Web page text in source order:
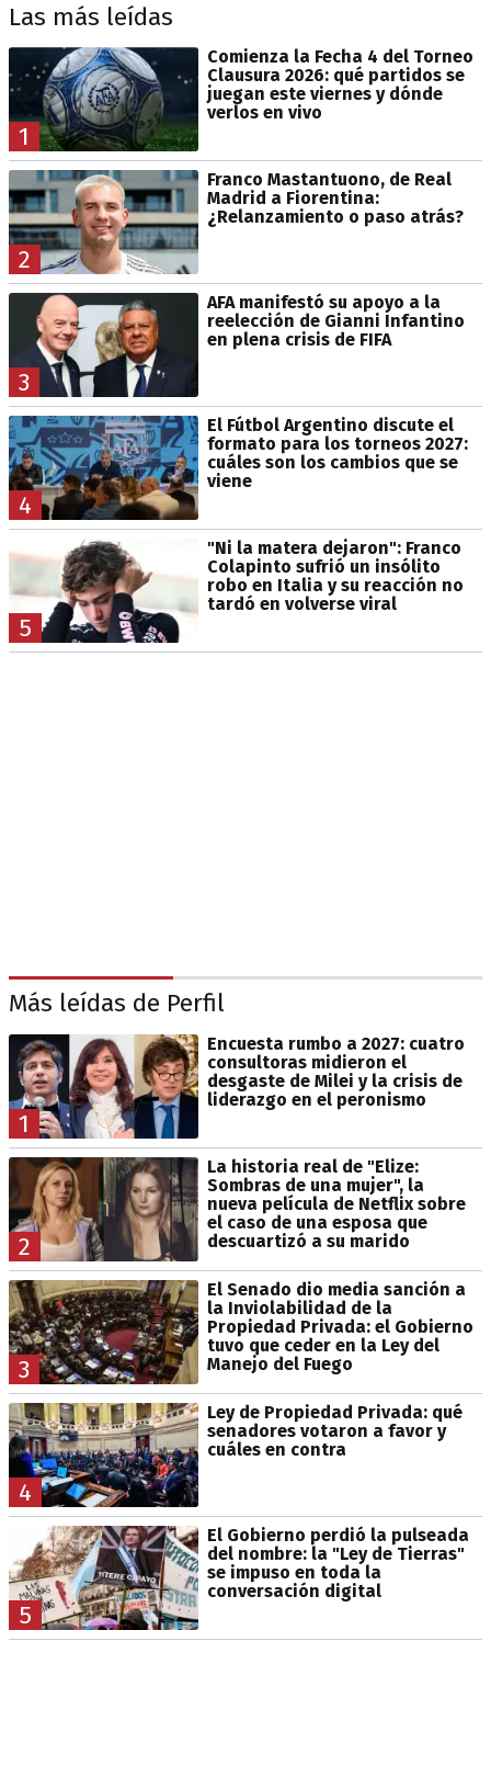
Las más leídas
1
Comienza la Fecha 4 del Torneo
Clausura 2026: qué partidos se
juegan este viernes y dónde
verlos en vivo
2
Franco Mastantuono, de Real
Madrid a Fiorentina:
¿Relanzamiento o paso atrás?
3
AFA manifestó su apoyo a la
reelección de Gianni Infantino
en plena crisis de FIFA
4
El Fútbol Argentino discute el
formato para los torneos 2027:
cuáles son los cambios que se
viene
5
"Ni la matera dejaron": Franco
Colapinto sufrió un insólito
robo en Italia y su reacción no
tardó en volverse viral
Más leídas de Perfil
1
Encuesta rumbo a 2027: cuatro
consultoras midieron el
desgaste de Milei y la crisis de
liderazgo en el peronismo
2
La historia real de "Elize:
Sombras de una mujer", la
nueva película de Netflix sobre
el caso de una esposa que
descuartizó a su marido
3
El Senado dio media sanción a
la Inviolabilidad de la
Propiedad Privada: el Gobierno
tuvo que ceder en la Ley del
Manejo del Fuego
4
Ley de Propiedad Privada: qué
senadores votaron a favor y
cuáles en contra
5
El Gobierno perdió la pulseada
del nombre: la "Ley de Tierras"
se impuso en toda la
conversación digital